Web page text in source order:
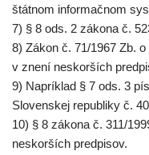
štátnom informačnom
7) § 8 ods. 2 zákona č.
8) Zákon č. 71/1967 Zb.
v znení neskorších
9) Napríklad § 7 ods. 3
Slovenskej republiky č.
10) § 8 zákona č. 311/
neskorších predpisov.